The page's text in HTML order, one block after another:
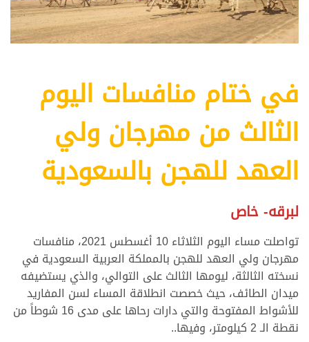
في ختام منافسات اليوم
الثالث من مهرجان ولي
العهد للهجن بالسعودية
لبرقه- خاص
تواصلت مساء اليوم الثلاثاء 10 أغسطس 2021، منافسات
مهرجان ولي العهد للهجن بالمملكة العربية السعودية في
نسخته الثالثة، ليومها الثالث على التوالي، والذي يستضيفه
ميدان الطائف، حيث خصصت انطلاقة المساء لسن المفاريد
للأشواط المفتوحة والتي دارات رحاها على مدى 16 شوطاً من
نقطة الـ 2 كيلومتر، وفيها..